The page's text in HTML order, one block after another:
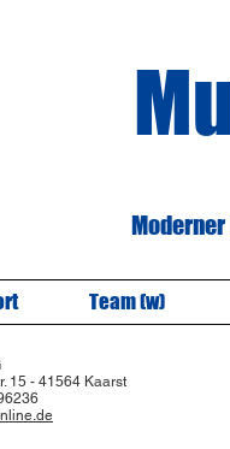
Moderner
Team (w)
15 - 41564 Kaarst